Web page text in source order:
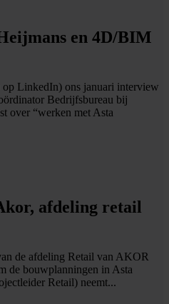
en 4D/BIM
op LinkedIn) ons januari interview
Bedrijfsbureau bij
over “werken met Asta
afdeling retail
de afdeling Retail van AKOR
de bouwplanningen in Asta
Retail) neemt...